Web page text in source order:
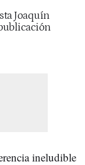
Joaquín
ineludible